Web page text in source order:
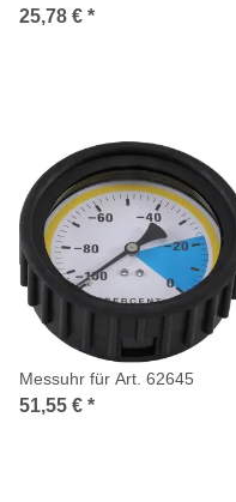
25,78 € *
Messuhr für Art. 62645
51,55 € *